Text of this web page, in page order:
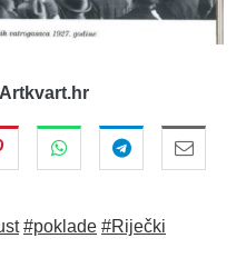
#poklade #Riječki